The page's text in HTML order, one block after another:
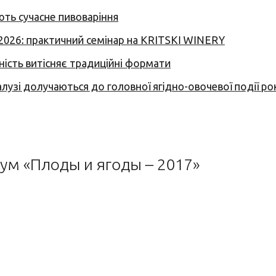
сучасне пивоваріння
практичний семінар на KRITSKI WINERY
витісняє традиційні формати
долучаються до головної ягідно-овочевої події
«Плоды и ягоды – 2017»